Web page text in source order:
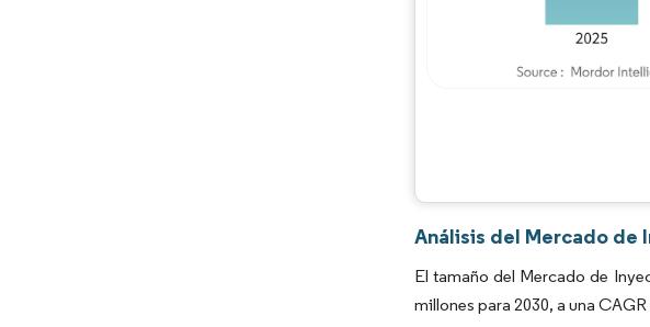
Análisis del Mercado
El tamaño del Mercado de
millones para 2030, a una